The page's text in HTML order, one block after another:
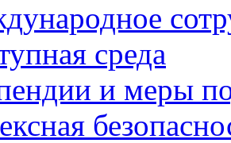
среда
и меры